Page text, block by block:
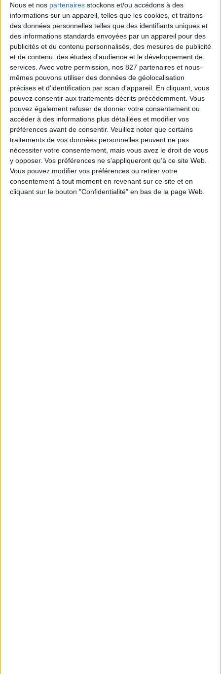
Nous et nos partenaires stockons et/ou accédons à des
informations sur un appareil, telles que les cookies, et traitons
des données personnelles telles que des identifiants uniques et
des informations standards envoyées par un appareil pour des
publicités et du contenu personnalisés, des mesures de publicité
et de contenu, des études d'audience et le développement de
services. Avec votre permission, nos 827 partenaires et nous-
mêmes pouvons utiliser des données de géolocalisation
précises et d’identification par scan d'appareil. En cliquant, vous
pouvez consentir aux traitements décrits précédemment. Vous
pouvez également refuser de donner votre consentement ou
accéder à des informations plus détaillées et modifier vos
préférences avant de consentir. Veuillez noter que certains
traitements de vos données personnelles peuvent ne pas
nécessiter votre consentement, mais vous avez le droit de vous
y opposer. Vos préférences ne s'appliqueront qu’à ce site Web.
Vous pouvez modifier vos préférences ou retirer votre
consentement à tout moment en revenant sur ce site et en
cliquant sur le bouton "Confidentialité" en bas de la page Web.
podcast
youtube-music